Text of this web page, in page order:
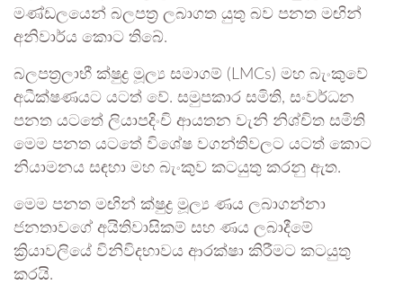
මණ්ඩලයෙන් බලපත්‍ර ලබාගත යුතු බව පනත මඟින්
අනිවාර්ය කොට තිබේ.
බලපත්‍රලාභී ක්ෂුද්‍ර මූල්‍ය සමාගම් (LMCs) මහ බැංකුවේ
අධීක්ෂණයට යටත් වේ. සමුපකාර සමිති, සංවර්ධන
පනත යටතේ ලියාපදිංචි ආයතන වැනි නිශ්චිත සමිති
මෙම පනත යටතේ විශේෂ වගන්තිවලට යටත් කොට
නියාමනය සඳහා මහ බැංකුව කටයුතු කරනු ඇත.
මෙම පනත මඟින් ක්ෂුද්‍ර මූල්‍ය ණය ලබාගන්නා
ජනතාවගේ අයිතිවාසිකම් සහ ණය ලබාදීමේ
ක්‍රියාවලියේ විනිවිදභාවය ආරක්ෂා කිරීමට කටයුතු
කරයි.